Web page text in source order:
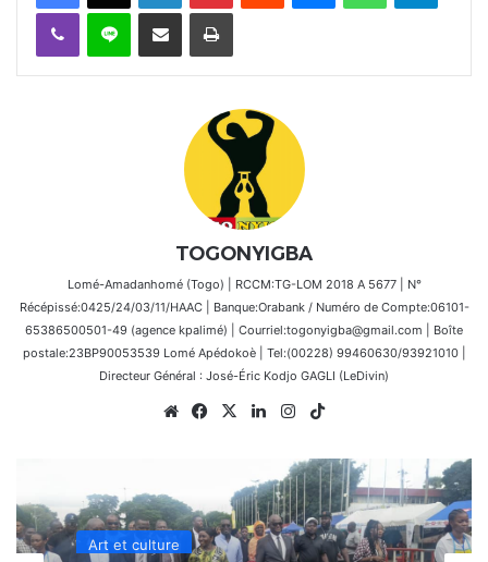
Viber Ligne Partager par email Imprimer
TOGONYIGBA
Lomé-Amadanhomé (Togo) | RCCM:TG-LOM 2018 A 5677 | N°
Récépissé:0425/24/03/11/HAAC | Banque:Orabank / Numéro de Compte:06101-
65386500501-49 (agence kpalimé) | Courriel:togonyigba@gmail.com | Boîte
postale:23BP90053539 Lomé Apédokoè | Tel:(00228) 99460630/93921010 |
Directeur Général : José-Éric Kodjo GAGLI (LeDivin)
WebsiteFacebook
X LinkedinInstagram
Art et culture